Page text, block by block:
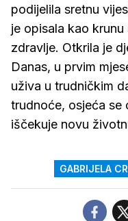
podijelila sretnu
je opisala kao
zdravlje. Otkrila je
Danas, u prvim
uživa u trudničkim
trudnoće, osjeća se
iščekuje novu
GABRIJELA